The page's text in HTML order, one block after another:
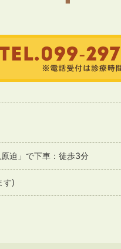
原迫」で下車：徒歩3分
す)